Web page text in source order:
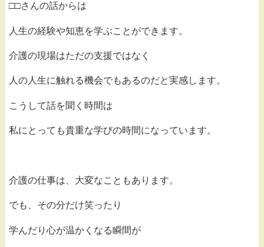
□□さんの話からは
人生の経験や知恵を学ぶことができます。
介護の現場はただの支援ではなく
人の人生に触れる機会でもあるのだと実感します。
こうして話を聞く時間は
私にとっても貴重な学びの時間になっています。
介護の仕事は、大変なこともあります。
でも、その分だけ笑ったり
学んだり心が温かくなる瞬間が